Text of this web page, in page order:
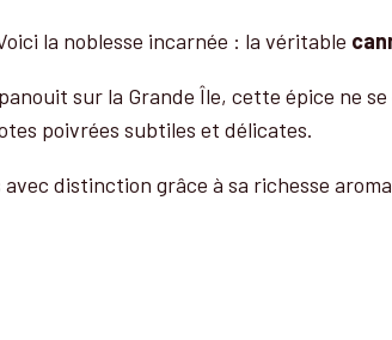
la noblesse incarnée : la véritable
sur la Grande Île, cette épice ne
poivrées subtiles et délicates.
avec distinction grâce à sa richesse